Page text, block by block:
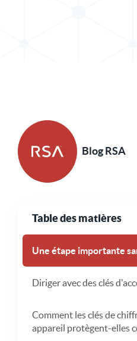
Blog RSA
Table des matières
Une étape importante
Diriger avec des clés
Comment les clés de
appareil protègent-elles